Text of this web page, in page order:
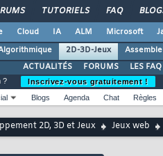
TUTORIELS FAQ
Cloud IA ALM Microsoft
2D-3D-Jeux
ACTUALITÉS
FORUMS LES FAQ
?
Inscrivez-vous gratuitement !
Blogs Agenda Chat Règles
2D, 3D et Jeux Jeux web